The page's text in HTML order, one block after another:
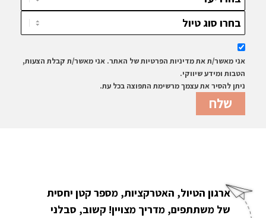
אני מאשר/ת את מדיניות הפרטיות של האתר. אני מאשר/ת קבלת הצעות,
הטבות ומידע שיווקי.
ניתן להסיר את עצמך מרשימת התפוצה בכל עת.
ארגון הטיול, האטרקציות, מספר קטן יחסית
של משתתפים, מדריך מצויין! קשוב, סבלני